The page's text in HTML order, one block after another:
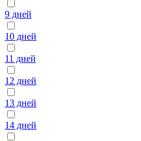
9 дней
10 дней
11 дней
12 дней
13 дней
14 дней